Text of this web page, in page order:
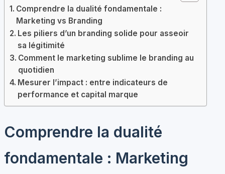
Comprendre la dualité fondamentale :
Marketing vs Branding
Les piliers d’un branding solide pour asseoir
sa légitimité
Comment le marketing sublime le branding au
quotidien
Mesurer l’impact : entre indicateurs de
performance et capital marque
Comprendre la dualité
fondamentale : Marketing